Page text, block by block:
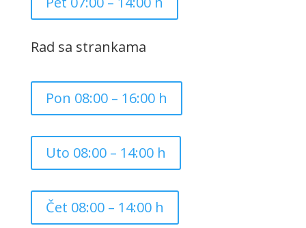
Rad sa strankama
Pon 08:00 – 16:00 h
Uto 08:00 – 14:00 h
Čet 08:00 – 14:00 h